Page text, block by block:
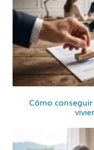
Cómo